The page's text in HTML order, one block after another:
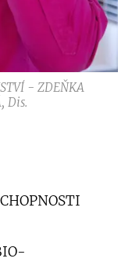
- ZDEŇKA
Dis.